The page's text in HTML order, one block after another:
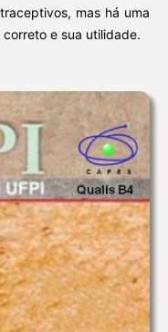
mas há uma
e sua utilidade.